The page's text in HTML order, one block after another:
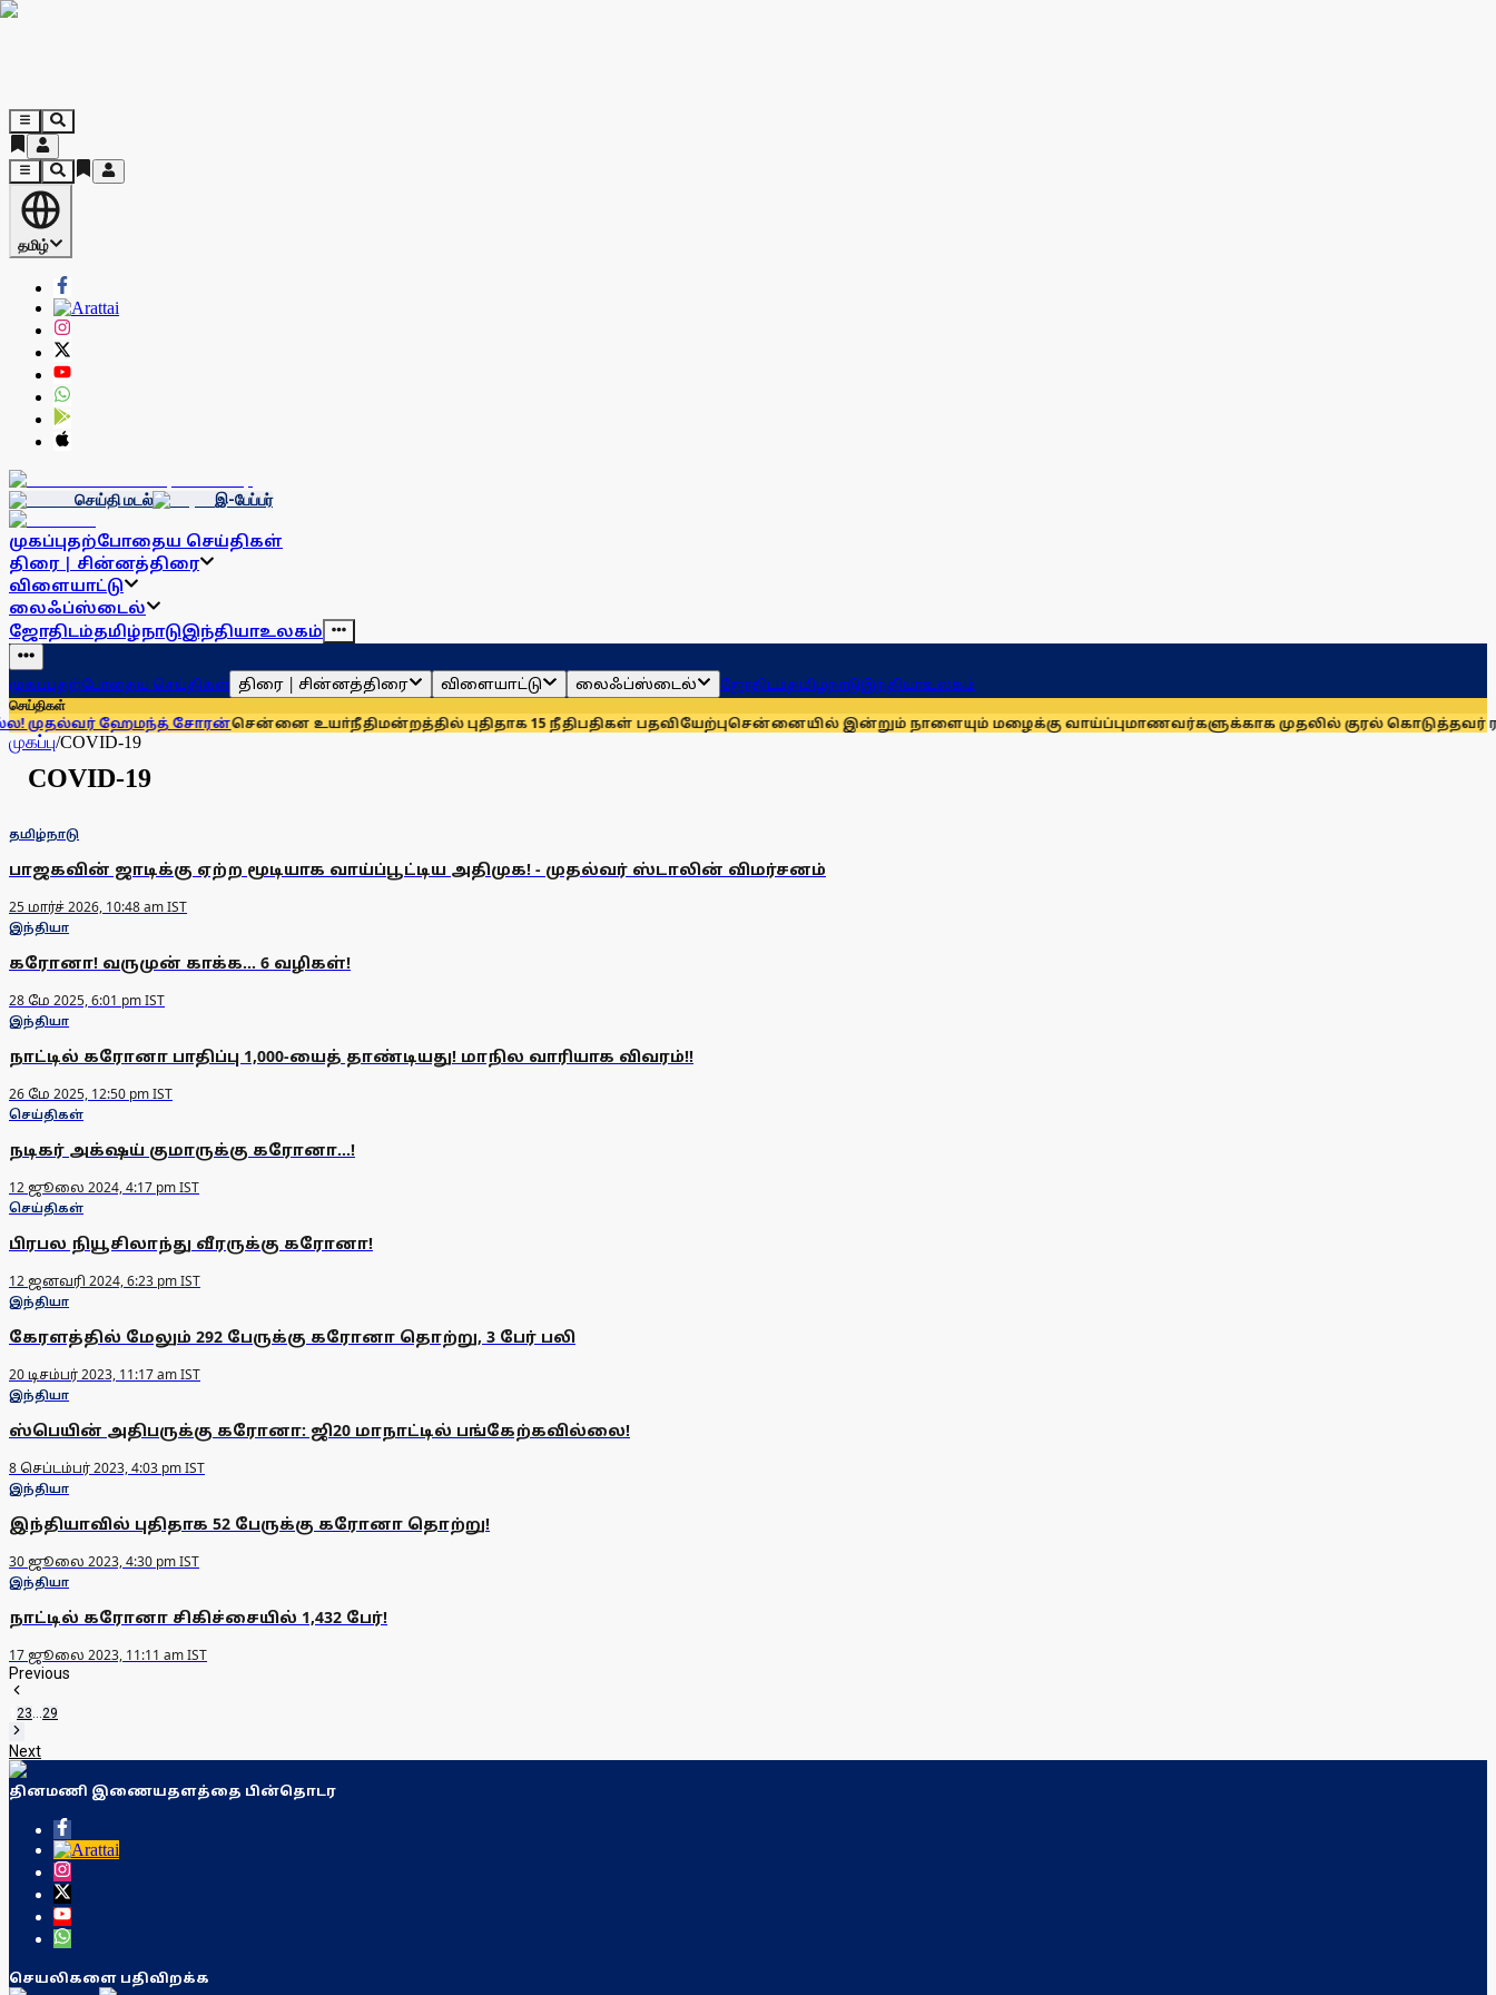
தமிழ்
செய்தி மடல் இ-பேப்பர்
முகப்புதற்போதைய செய்திகள்
திரை | சின்னத்திரை
விளையாட்டு
லைஃப்ஸ்டைல்
ஜோதிடம்தமிழ்நாடுஇந்தியாஉலகம்
முகப்புதற்போதைய செய்திகள் திரை | சின்னத்திரை விளையாட்டு லைஃப்ஸ்டைல் ஜோதிடம்தமிழ்நாடுஇந்தியாஉலகம்
செய்திகள்
ஹேமந்த் சோரன்சென்னை உயா்நீதிமன்றத்தில் புதிதாக 15 நீதிபதிகள் பதவியேற்புசென்னையில் இன்றும் நாளையும் மழைக்கு வாய்ப்புமாணவர்களுக்காக முதலில் குரல் கொடுத்தவர்
முகப்பு/COVID-19
COVID-19
தமிழ்நாடு
பாஜகவின் ஜாடிக்கு ஏற்ற மூடியாக வாய்ப்பூட்டிய அதிமுக! - முதல்வர் ஸ்டாலின் விமர்சனம்
25 மார்ச் 2026, 10:48 am IST
இந்தியா
கரோனா! வருமுன் காக்க... 6 வழிகள்!
28 மே 2025, 6:01 pm IST
இந்தியா
நாட்டில் கரோனா பாதிப்பு 1,000-யைத் தாண்டியது! மாநில வாரியாக விவரம்!!
26 மே 2025, 12:50 pm IST
செய்திகள்
நடிகர் அக்‌ஷய் குமாருக்கு கரோனா...!
12 ஜூலை 2024, 4:17 pm IST
செய்திகள்
பிரபல நியூசிலாந்து வீரருக்கு கரோனா!
12 ஜனவரி 2024, 6:23 pm IST
இந்தியா
கேரளத்தில் மேலும் 292 பேருக்கு கரோனா தொற்று, 3 பேர் பலி
20 டிசம்பர் 2023, 11:17 am IST
இந்தியா
ஸ்பெயின் அதிபருக்கு கரோனா: ஜி20 மாநாட்டில் பங்கேற்கவில்லை!
8 செப்டம்பர் 2023, 4:03 pm IST
இந்தியா
இந்தியாவில் புதிதாக 52 பேருக்கு கரோனா தொற்று!
30 ஜூலை 2023, 4:30 pm IST
இந்தியா
நாட்டில் கரோனா சிகிச்சையில் 1,432 பேர்!
17 ஜூலை 2023, 11:11 am IST
Previous
23...29
Next
தினமணி இணையதளத்தை பின்தொடர
செயலிகளை பதிவிறக்க